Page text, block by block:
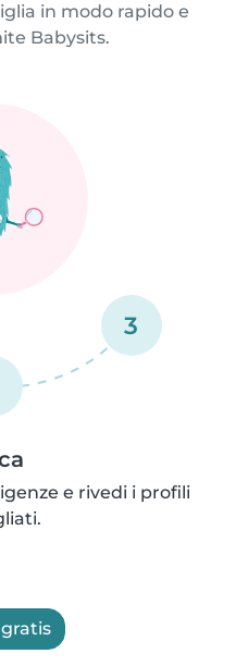
in modo rapido e
Babysits.
3
e rivedi i profili